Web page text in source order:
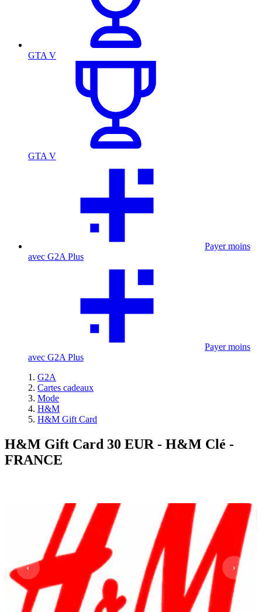
GTA V
GTA V
Payer moins
avec G2A Plus
Payer moins
avec G2A Plus
G2A
Cartes cadeaux
Mode
H&M
H&M Gift Card
H&M Gift Card 30 EUR - H&M Clé -
FRANCE